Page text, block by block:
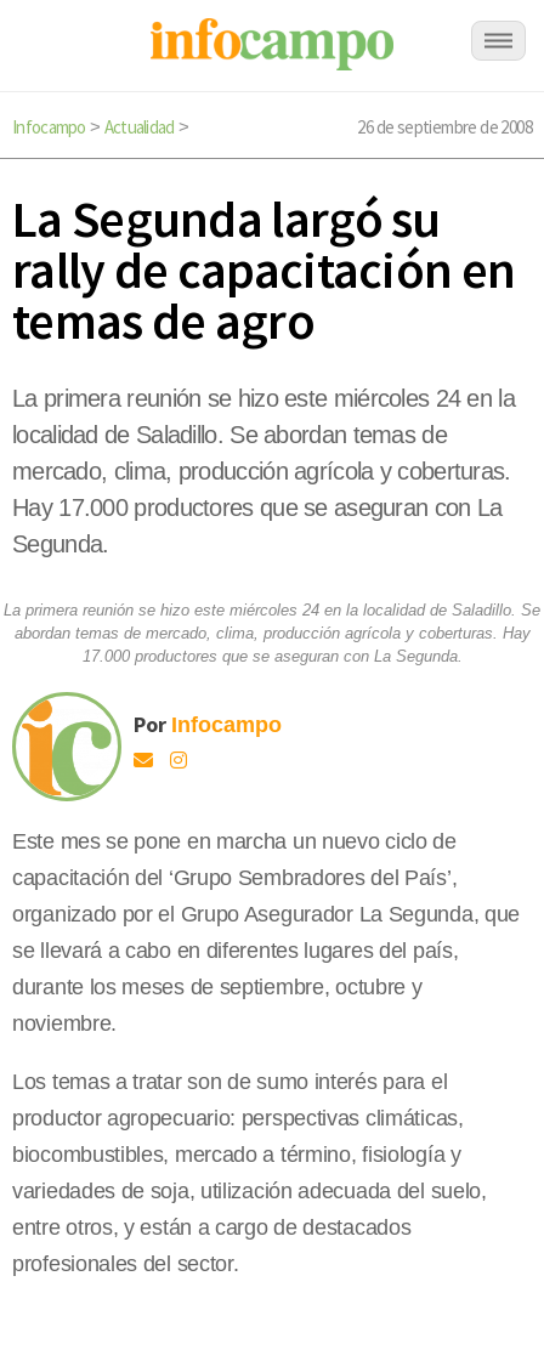
Infocampo > Actualidad > 26 de septiembre de 2008
La Segunda largó su
rally de capacitación en
temas de agro
La primera reunión se hizo este miércoles 24 en la
localidad de Saladillo. Se abordan temas de
mercado, clima, producción agrícola y coberturas.
Hay 17.000 productores que se aseguran con La
Segunda.
La primera reunión se hizo este miércoles 24 en la localidad de Saladillo. Se
abordan temas de mercado, clima, producción agrícola y coberturas. Hay
17.000 productores que se aseguran con La Segunda.
Por Infocampo
Este mes se pone en marcha un nuevo ciclo de
capacitación del ‘Grupo Sembradores del País’,
organizado por el Grupo Asegurador La Segunda, que
se llevará a cabo en diferentes lugares del país,
durante los meses de septiembre, octubre y
noviembre.
Los temas a tratar son de sumo interés para el
productor agropecuario: perspectivas climáticas,
biocombustibles, mercado a término, fisiología y
variedades de soja, utilización adecuada del suelo,
entre otros, y están a cargo de destacados
profesionales del sector.